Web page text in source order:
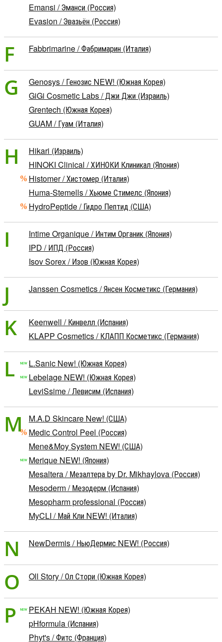
Emansi / Эманси (Россия)
Evasion / Эвазьён (Россия)
F Fabbrimarine / Фабримарин (Италия)
G
Genosys / Генозис NEW! (Южная Корея)
GiGi Cosmetic Labs / Джи Джи (Израиль)
Grentech (Южная Корея)
GUAM / Гуам (Италия)
H
Hikari (Израиль)
HINOKI Clinical / ХИНОКИ Клиникал (Япония)
Histomer / Хистомер (Италия)
Huma-Stemells / Хьюме Стимелс (Япония)
HydroPeptide / Гидро Пептид (США)
I
Intime Organique / Интим Органик (Япония)
IPD / ИПД (Россия)
Isov Sorex / Изов (Южная Корея)
J Janssen Cosmetics / Янсен Косметикс (Германия)
K
Keenwell / Кинвелл (Испания)
KLAPP Cosmetics / КЛАПП Косметикс (Германия)
L
L.Sanic New! (Южная Корея)
Lebelage NEW! (Южная Корея)
LeviSsime / Левисим (Испания)
M M.A.D Skincare New! (США)
Medic Control Peel (Россия)
Mene&Moy System NEW! (США)
Merique NEW! (Япония)
Mesaltera / Мезалтера by Dr. Mikhaylova (Россия)
Mesoderm / Мезодерм (Испания)
Mesopharm professional (Россия)
MyCLI / Май Кли NEW! (Италия)
N NewDermis / НьюДермис NEW! (Россия)
O Oll Story / Ол Стори (Южная Корея)
P
PEKAH NEW! (Южная Корея)
pHformula (Испания)
Phyt's / Фитс (Франция)